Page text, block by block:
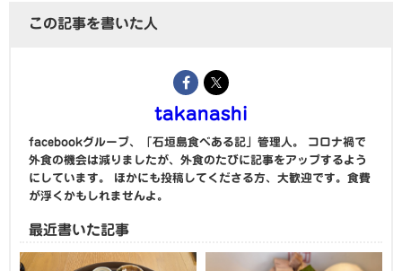
この記事を書いた人
takanashi
facebookグループ、「石垣島食べある記」管理人。 コロナ禍で
外食の機会は減りましたが、外食のたびに記事をアップするよう
にしています。 ほかにも投稿してくださる方、大歓迎です。食費
が浮くかもしれませんよ。
最近書いた記事